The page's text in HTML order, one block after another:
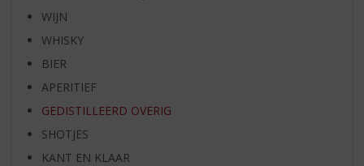
WIJN
WHISKY
BIER
APERITIEF
GEDISTILLEERD OVERIG
SHOTJES
KANT EN KLAAR